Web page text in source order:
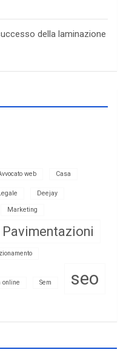
della laminazione
web Casa
Deejay
Marketing
Pavimentazioni
online Sem seo